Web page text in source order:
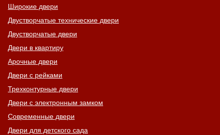
Широкие двери
Двустворчатые технические двери
Двустворчатые двери
Двери в квартиру
Арочные двери
Двери с рейками
Трехконтурные двери
Двери с электронным замком
Современные двери
Двери для детского сада